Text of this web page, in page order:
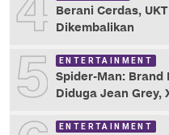
Berani Cerdas,
Dikembalikan
5 ENTERTAINMENT
Spider-Man: Brand
Diduga Jean Grey,
ENTERTAINMENT